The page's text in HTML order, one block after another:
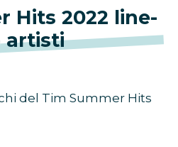
Hits 2022 line-
artisti
del Tim Summer Hits